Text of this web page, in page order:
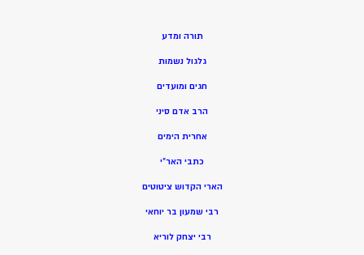
תורה ומדע
גלגול נשמות
חגים ומועדים
הרב אדם סיני
אחרית הימים
כתבי האר”י
הארי הקדוש ציטוטים
רבי שמעון בר יוחאי
רבי יצחק לוריא